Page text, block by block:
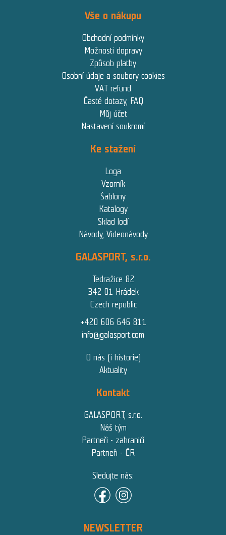
Vše o nákupu
Obchodní podmínky
Možnosti dopravy
Způsob platby
Osobní údaje a soubory cookies
VAT refund
Časté dotazy, FAQ
Můj účet
Nastavení soukromí
Ke stažení
Loga
Vzorník
Šablony
Katalogy
Sklad lodí
Návody, Videonávody
GALASPORT, s.r.o.
Tedražice 82
342 01 Hrádek
Czech republic
+420 606 646 811
info@galasport.com
O nás (i historie)
Aktuality
Kontakt
GALASPORT, s.r.o.
Náš tým
Partneři - zahraničí
Partneři - ČR
Sledujte nás:
NEWSLETTER